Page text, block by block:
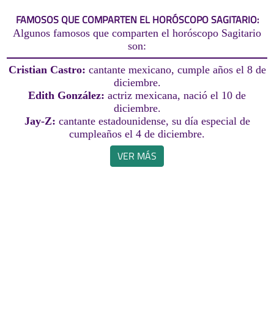
FAMOSOS QUE COMPARTEN EL HORÓSCOPO SAGITARIO:
Algunos famosos que comparten el horóscopo Sagitario
son:
Cristian Castro: cantante mexicano, cumple años el 8 de
diciembre.
Edith González: actriz mexicana, nació el 10 de
diciembre.
Jay-Z: cantante estadounidense, su día especial de
cumpleaños el 4 de diciembre.
VER MÁS